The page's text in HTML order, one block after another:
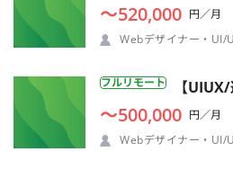
〜520,000 円／月
Webデザイナー・UI/
フルリモート 【
〜500,000 円／月
Webデザイナー・UI/